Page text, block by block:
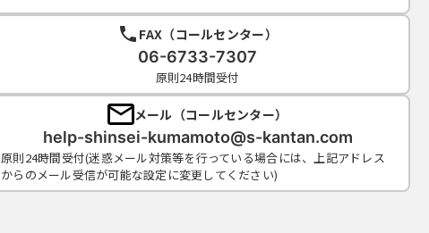
FAX（コールセンター）
06-6733-7307
原則24時間受付
メール（コールセンター）
help-shinsei-kumamoto@s-kantan.com
原則24時間受付(迷惑メール対策等を行っている場合には、上記アドレス
からのメール受信が可能な設定に変更してください)